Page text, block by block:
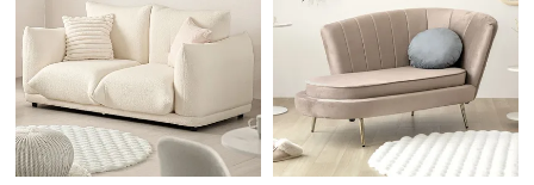
会
員
規
約
に
つ